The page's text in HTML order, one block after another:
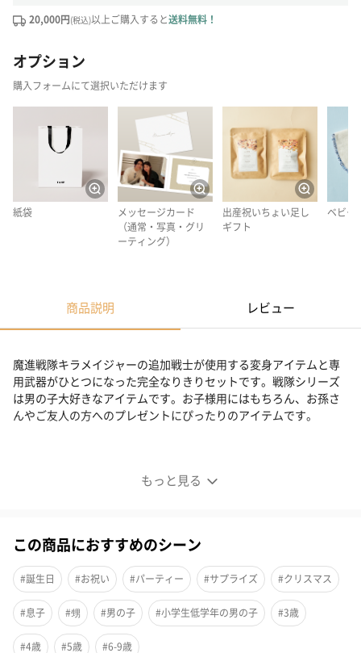
20,000円(税込)以上ご購入すると送料無料！
オプション
購入フォームにて選択いただけます
紙袋
メッセージカード
（通常・写真・グリ
ーティング）
出産祝いちょい足し
ギフト
ベビー
商品説明 レビュー
もっと見る
魔進戦隊キラメイジャーの追加戦士が使用する変身アイテムと専
用武器がひとつになった完全なりきりセットです。戦隊シリーズ
は男の子大好きなアイテムです。お子様用にはもちろん、お孫さ
んやご友人の方へのプレゼントにぴったりのアイテムです。
魔進戦隊キラメイジャーの追加戦士が使用する変身アイテムと専
●DXシャイニーキラメイチェンジャー
この商品におすすめのシーン
#誕生日 #お祝い #パーティー #サプライズ #クリスマス
#息子 #甥 #男の子 #小学生低学年の男の子 #3歳
#4歳 #5歳 #6-9歳